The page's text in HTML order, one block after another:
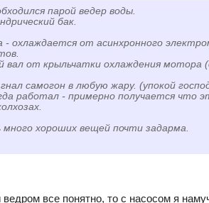
парой ведер воды.
бак.
охлаждается от асинхронного
от крыльчатки охлаждения мотора
самогон в любую жару. (упокой
работал - примерно получается что
хороших вещей почти задарма.
все понятно, то с насосом я